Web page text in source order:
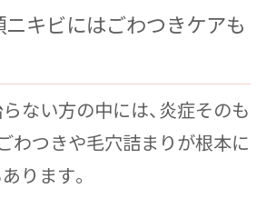
キビにはごわつきケアも
ない方の中には、炎症そのも
わつきや毛穴詰まりが根本に
ります。